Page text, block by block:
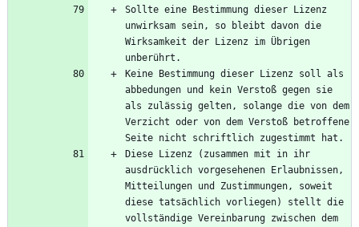
Sollte eine Bestimmung dieser Lizenz
unwirksam sein, so bleibt davon die
Wirksamkeit der Lizenz im Übrigen
Keine Bestimmung dieser Lizenz soll als
abbedungen und kein Verstoß gegen sie
als zulässig gelten, solange die von dem
Verzicht oder von dem Verstoß betroffene
Diese Lizenz (zusammen mit in ihr
ausdrücklich vorgesehenen Erlaubnissen,
Mitteilungen und Zustimmungen, soweit
diese tatsächlich vorliegen) stellt die
vollständige Vereinbarung zwischen dem